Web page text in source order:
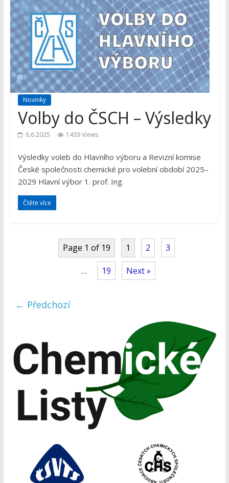
Novinky
Volby do ČSCH – Výsledky
6.6.2025 1439 Views
Výsledky voleb do Hlavního výboru a Revizní komise
České společnosti chemické pro volební období 2025–
2029 Hlavní výbor 1. prof. Ing.
Čtěte více
Page 1 of 19 1 2 3
… 19 Next »
← Předchozí